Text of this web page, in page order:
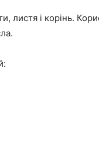
листя і корінь.